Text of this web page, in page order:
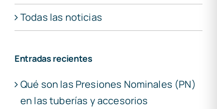
Todas las noticias
Entradas recientes
Qué son las Presiones Nominales (PN)
en las tuberías y accesorios